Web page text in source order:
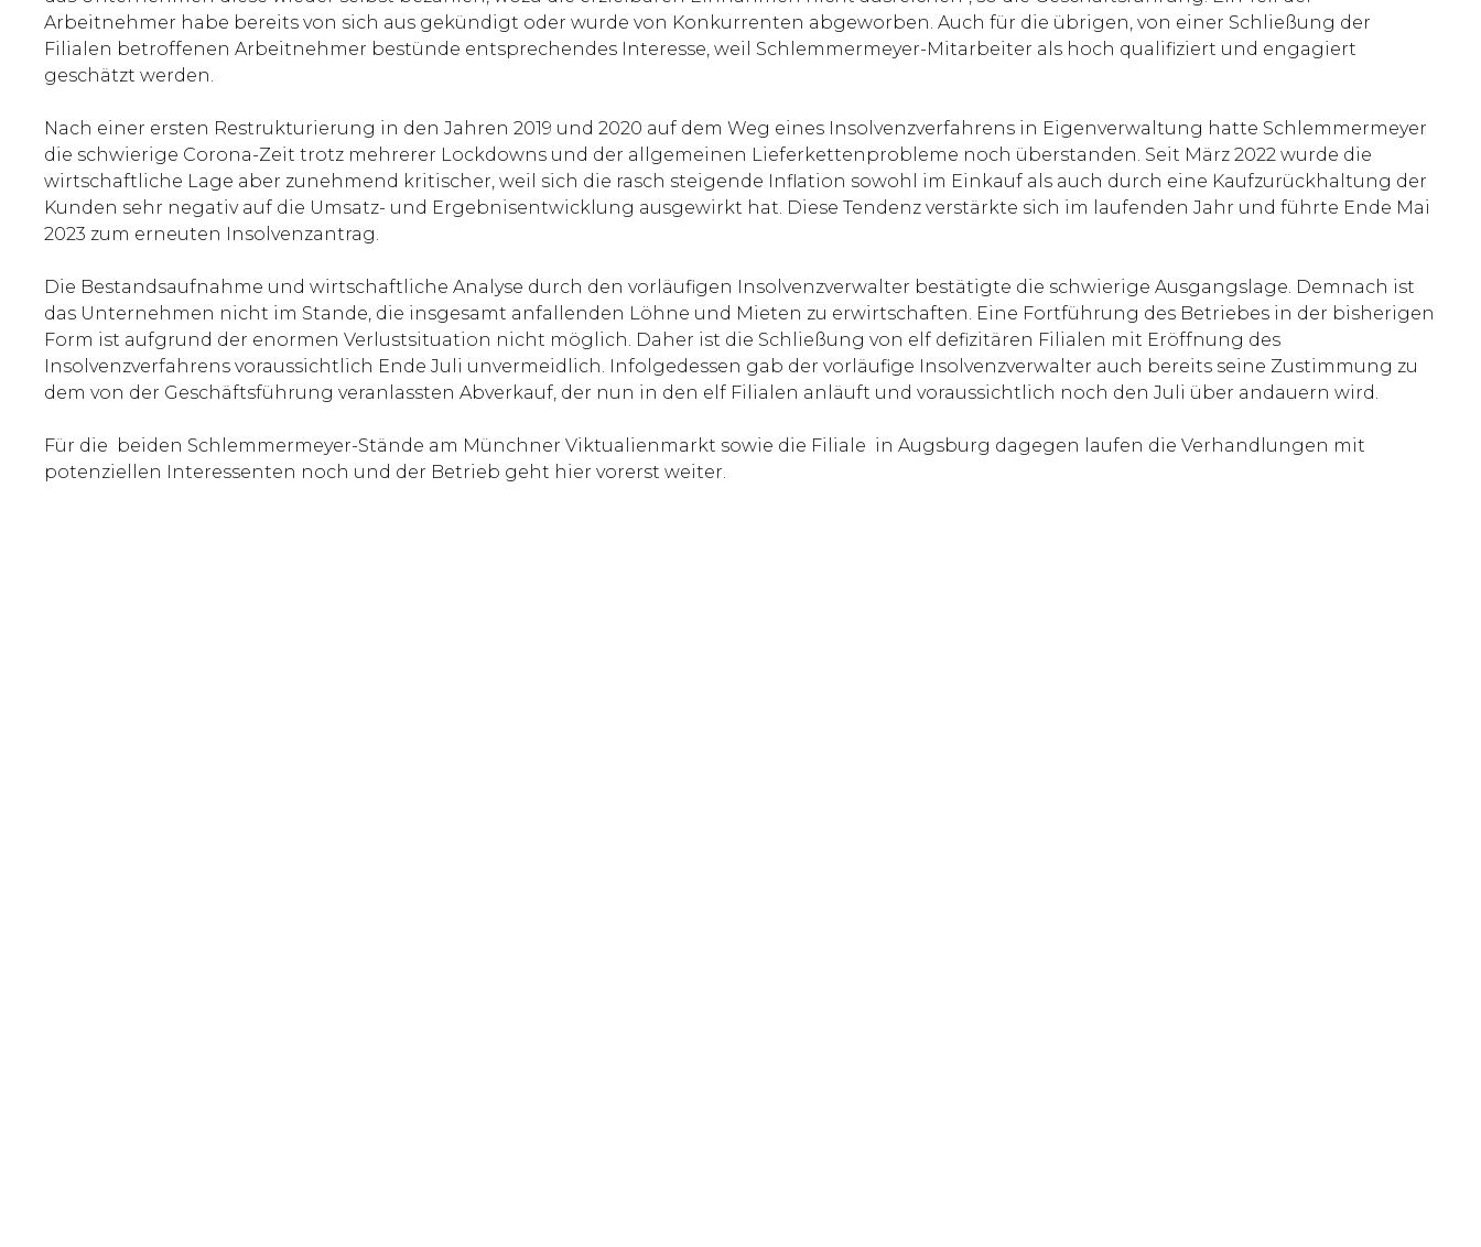
Arbeitnehmer habe bereits von sich aus gekündigt oder wurde von Konkurrenten abgeworben. Auch für die übrigen, von einer Schließung der
Filialen betroffenen Arbeitnehmer bestünde entsprechendes Interesse, weil Schlemmermeyer-Mitarbeiter als hoch qualifiziert und engagiert
geschätzt werden.
Nach einer ersten Restrukturierung in den Jahren 2019 und 2020 auf dem Weg eines Insolvenzverfahrens in Eigenverwaltung hatte Schlemmermeyer
die schwierige Corona-Zeit trotz mehrerer Lockdowns und der allgemeinen Lieferkettenprobleme noch überstanden. Seit März 2022 wurde die
wirtschaftliche Lage aber zunehmend kritischer, weil sich die rasch steigende Inflation sowohl im Einkauf als auch durch eine Kaufzurückhaltung der
Kunden sehr negativ auf die Umsatz- und Ergebnisentwicklung ausgewirkt hat. Diese Tendenz verstärkte sich im laufenden Jahr und führte Ende Mai
2023 zum erneuten Insolvenzantrag.
Die Bestandsaufnahme und wirtschaftliche Analyse durch den vorläufigen Insolvenzverwalter bestätigte die schwierige Ausgangslage. Demnach ist
das Unternehmen nicht im Stande, die insgesamt anfallenden Löhne und Mieten zu erwirtschaften. Eine Fortführung des Betriebes in der bisherigen
Form ist aufgrund der enormen Verlustsituation nicht möglich. Daher ist die Schließung von elf defizitären Filialen mit Eröffnung des
Insolvenzverfahrens voraussichtlich Ende Juli unvermeidlich. Infolgedessen gab der vorläufige Insolvenzverwalter auch bereits seine Zustimmung zu
dem von der Geschäftsführung veranlassten Abverkauf, der nun in den elf Filialen anläuft und voraussichtlich noch den Juli über andauern wird.
Für die beiden Schlemmermeyer-Stände am Münchner Viktualienmarkt sowie die Filiale in Augsburg dagegen laufen die Verhandlungen mit
potenziellen Interessenten noch und der Betrieb geht hier vorerst weiter.